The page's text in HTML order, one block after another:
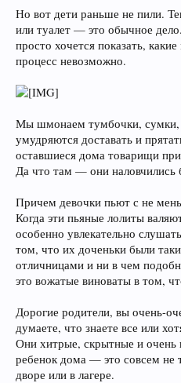
Но вот дети раньше не пили.
или туалет — это обычное
просто хочется показать,
процесс невозможно.
Мы шмонаем тумбочки,
умудряются доставать и
оставшиеся дома товарищи
Да что там — они наловчились
Причем девочки пьют с не
Когда эти пьяные лолиты
особенно увлекательно
том, что их доченьки были
отличницами и ни в чем
это вожатые виноваты в том,
Дорогие родители, вы очень-
думаете, что знаете все или
Они хитрые, скрытные и
ребенок дома — это совсем не
дворе или в лагере.